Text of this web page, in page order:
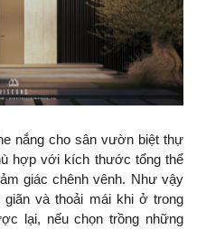
nắng cho sân vườn biệt thự
hợp với kích thước tổng thể
giác chênh vênh. Như vậy
và thoải mái khi ở trong
lại, nếu chọn trồng những